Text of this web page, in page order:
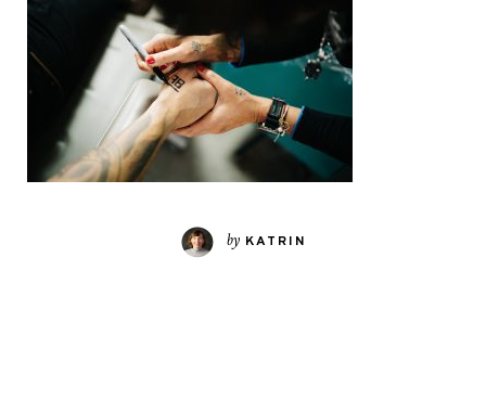
by KATRIN